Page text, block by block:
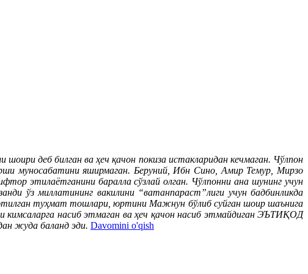
деб билган ва ҳеч қачон покиза истакларидан кечмаган. Чўлпон
муносабатини яширмаган. Беруний, Ибн Сино, Амир Темур, Мирзо
этилаётганини баралла сўзлай олган. Чўлпонни ана шунинг учун
ўз миллатининг вакилини “ватанпараст”лиги учун бадбинликда
туҳмат тошлари, юртини Мажнун бўлиб суйган шоир шаънига
кимсаларга насиб этмаган ва ҳеч қачон насиб этмайдиган ЭЪТИҚОД
жуда баланд эди. Davomini o'qish